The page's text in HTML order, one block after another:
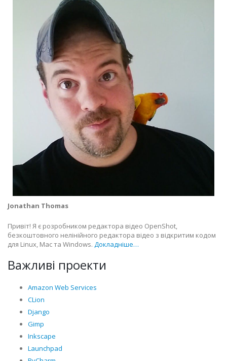
Jonathan Thomas
Привіт! Я є розробником редактора відео OpenShot,
безкоштовного нелінійного редактора відео з відкритим кодом
для Linux, Mac та Windows. Докладніше…
Важливі проекти
Amazon Web Services
CLion
Django
Gimp
Inkscape
Launchpad